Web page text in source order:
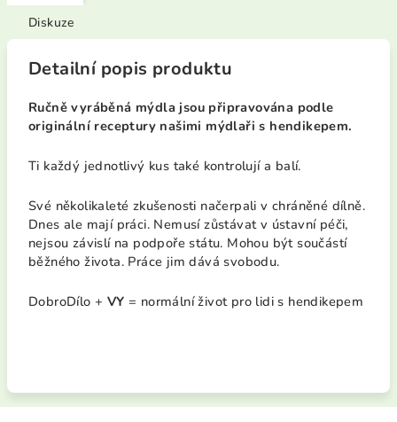
Diskuze
Detailní popis produktu
Ručně vyráběná mýdla jsou připravována podle
originální receptury našimi mýdlaři s hendikepem.
Ti každý jednotlivý kus také kontrolují a balí.
Své několikaleté zkušenosti načerpali v chráněné dílně.
Dnes ale mají práci. Nemusí zůstávat v ústavní péči,
nejsou závislí na podpoře státu. Mohou být součástí
běžného života. Práce jim dává svobodu.
DobroDílo + VY = normální život pro lidi s hendikepem